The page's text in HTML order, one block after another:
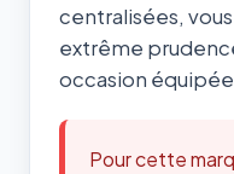
centralisées,
extrême
occasion
Pour cette